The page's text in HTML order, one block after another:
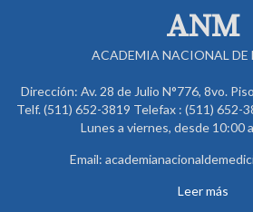
ANM
ACADEMIA NACIONAL DE
Dirección: Av. 28 de Julio N°776, 8vo.
Telf. (511) 652-3819 Telefax : (511) 652-
Lunes a viernes, desde 10:00
Email:
Leer más